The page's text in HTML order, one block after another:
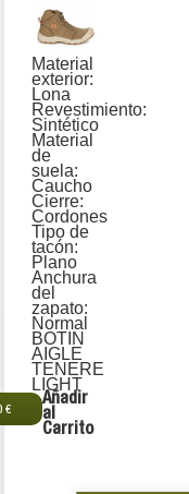
Material
exterior:
Lona
Revestimiento:
Sintético
Material
de
suela:
Caucho
Cierre:
Cordones
Tipo de
tacón:
Plano
Anchura
del
zapato:
Normal
BOTIN
AIGLE
TENERE
LIGHT
€
Añadir
al
Carrito